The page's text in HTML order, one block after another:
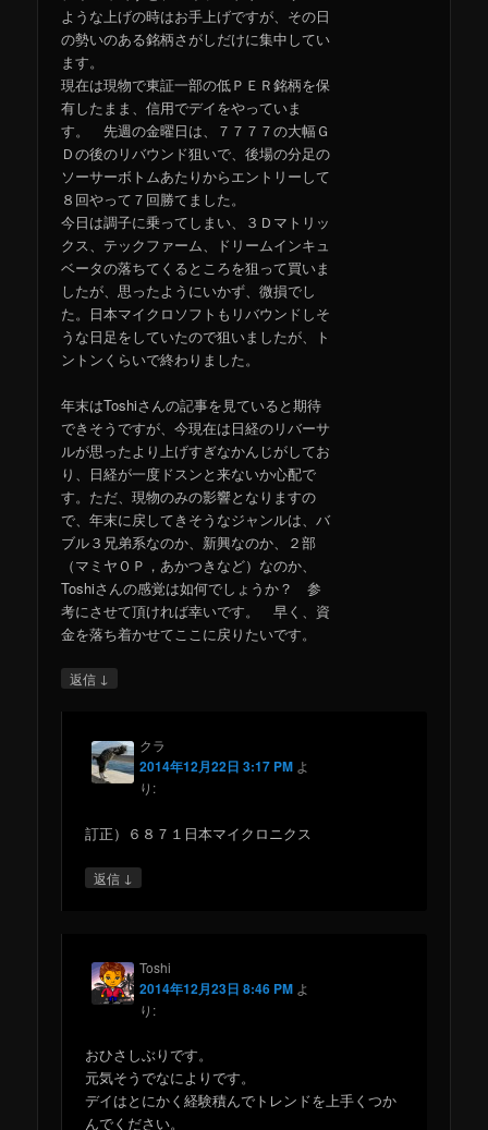
ような上げの時はお手上げですが、その日
の勢いのある銘柄さがしだけに集中してい
ます。
現在は現物で東証一部の低ＰＥＲ銘柄を保
有したまま、信用でデイをやっていま
す。 先週の金曜日は、７７７７の大幅Ｇ
Ｄの後のリバウンド狙いで、後場の分足の
ソーサーボトムあたりからエントリーして
８回やって７回勝てました。
今日は調子に乗ってしまい、３Ｄマトリッ
クス、テックファーム、ドリームインキュ
ベータの落ちてくるところを狙って買いま
したが、思ったようにいかず、微損でし
た。日本マイクロソフトもリバウンドしそ
うな日足をしていたので狙いましたが、ト
ントンくらいで終わりました。
年末はToshiさんの記事を見ていると期待
できそうですが、今現在は日経のリバーサ
ルが思ったより上げすぎなかんじがしてお
り、日経が一度ドスンと来ないか心配で
す。ただ、現物のみの影響となりますの
で、年末に戻してきそうなジャンルは、バ
ブル３兄弟系なのか、新興なのか、２部
（マミヤＯＰ，あかつきなど）なのか、
Toshiさんの感覚は如何でしょうか？ 参
考にさせて頂ければ幸いです。 早く、資
金を落ち着かせてここに戻りたいです。
返信 ↓
クラ
2014年12月22日 3:17 PM よ
り:
訂正）６８７１日本マイクロニクス
返信 ↓
Toshi
2014年12月23日 8:46 PM よ
り:
おひさしぶりです。
元気そうでなによりです。
デイはとにかく経験積んでトレンドを上手くつか
んでください。